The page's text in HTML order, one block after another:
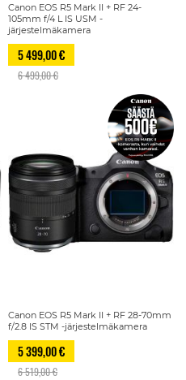
Canon EOS R5 Mark II + RF 24-
105mm f/4 L IS USM -
järjestelmäkamera
5 499,00 €
6 499,00 €
Canon EOS R5 Mark II + RF 28-70mm
f/2.8 IS STM -järjestelmäkamera
5 399,00 €
6 519,00 €